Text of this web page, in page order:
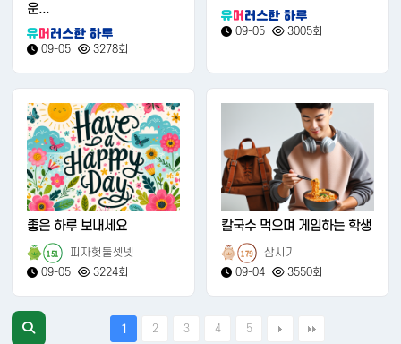
운...
09-05 3278회
09-05 3005회
좋은 하루 보내세요
151
피자헛둘셋넷
09-05
3224회
칼국수 먹으며 게임하는 학생
179
삼시기
09-04
3550회
1 2 3 4 5